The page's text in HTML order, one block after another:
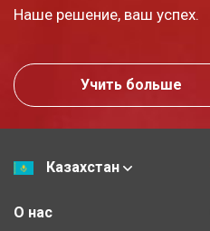
Наше решение, ваш успех.
Учить больше
Казахстан
О нас